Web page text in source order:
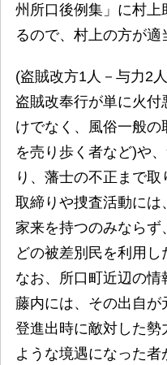
州所口後例集」に村
るので、村上の方が適
(盗賊改方1人－与力2
盗賊改奉行が単に火
けでなく、風俗一般
を売り歩く者など)や
り、藩士の不正まで取
取締りや捜査活動に
家来を持つのみなら
どの被差別民を利用
なお、所口町近辺の
藤内には、その出自
登進出時に敵対した
ような境遇になった